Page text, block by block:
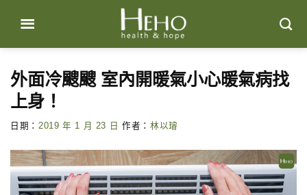
content
外面冷颼颼 室內開暖氣小心暖氣病找
上身！
日期： 2019 年 1 月 23 日 作者： 林以璿